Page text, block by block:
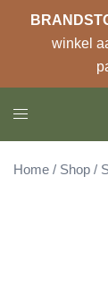
winkel
naar
de
inhoud
Toggle
Home / Shop /